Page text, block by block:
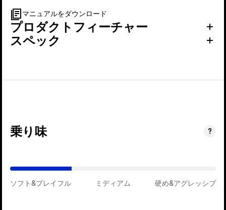
マニュアルをダウンロード
プロダクトフィーチャー
スペック
乗り味
ア
ム)
?
ソフト&プレイフル ミディアム 硬め&アグレッシブ